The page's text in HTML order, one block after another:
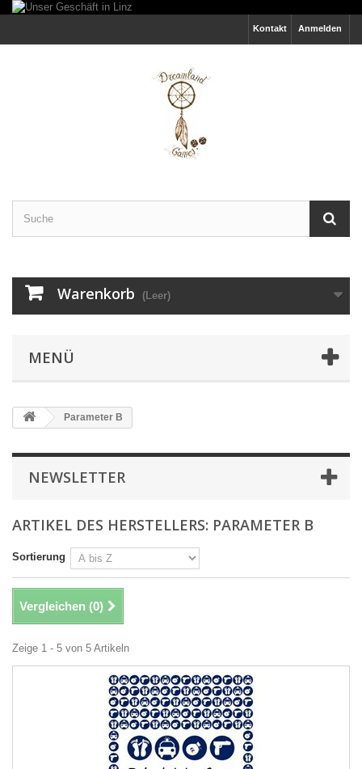
Anmelden
Kontakt
Warenkorb (Leer)
MENÜ
Parameter B
NEWSLETTER
ARTIKEL DES HERSTELLERS: PARAMETER B
Sortierung
Vergleichen (0)
Zeige 1 - 5 von 5 Artikeln